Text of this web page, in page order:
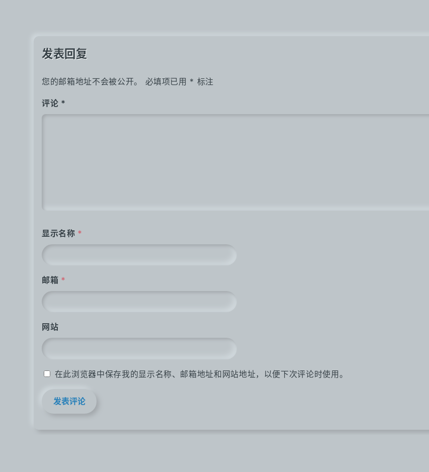
航
发表回复
您的邮箱地址不会被公开。 必填项已用 * 标注
评论 *
显示名称 *
邮箱 *
网站
在此浏览器中保存我的显示名称、邮箱地址和网站地址，以便下次评论时使用。